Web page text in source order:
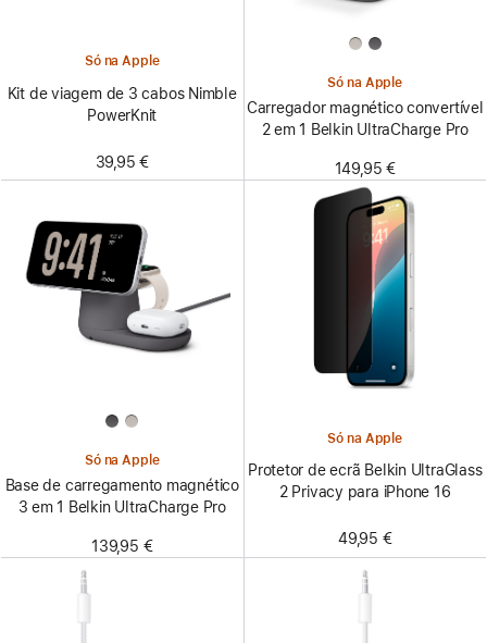
Só na Apple
Kit de viagem de 3 cabos Nimble
PowerKnit
39,95 €
Só na Apple
Carregador magnético convertível
2 em 1 Belkin UltraCharge Pro
149,95 €
Só na Apple
Base de carregamento magnético
3 em 1 Belkin UltraCharge Pro
139,95 €
Só na Apple
Protetor de ecrã Belkin UltraGlass
2 Privacy para iPhone 16
49,95 €